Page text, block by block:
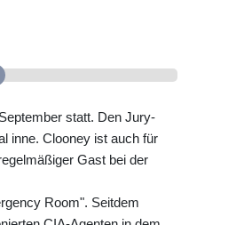
statt. Den Jury-
inne. Clooney ist auch für
Gast bei der
Room". Seitdem